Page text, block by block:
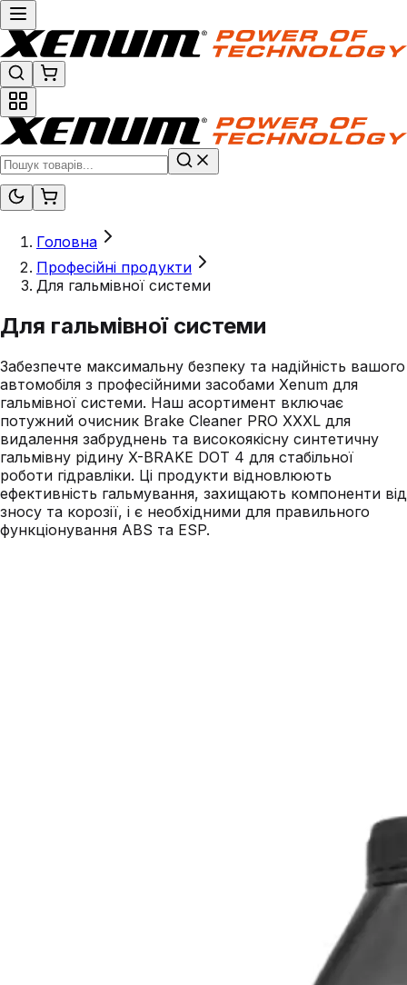
Головна
Професійні продукти
Для гальмівної системи
Для гальмівної системи
Забезпечте максимальну безпеку та надійність вашого
автомобіля з професійними засобами Xenum для
гальмівної системи. Наш асортимент включає
потужний очисник Brake Cleaner PRO XXXL для
видалення забруднень та високоякісну синтетичну
гальмівну рідину X-BRAKE DOT 4 для стабільної
роботи гідравліки. Ці продукти відновлюють
ефективність гальмування, захищають компоненти від
зносу та корозії, і є необхідними для правильного
функціонування ABS та ESP.